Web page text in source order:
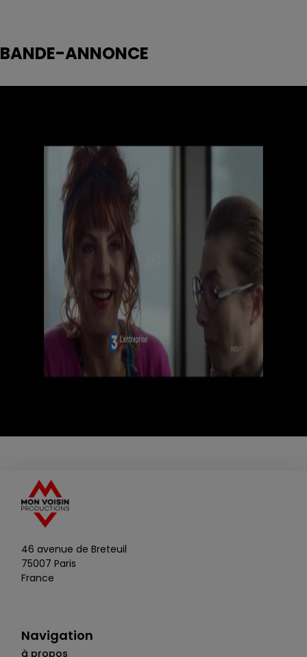
BANDE-ANNONCE
46 avenue de Breteuil
75007 Paris
France
Navigation
à propos